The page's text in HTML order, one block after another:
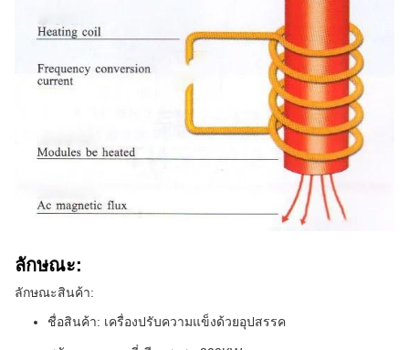
ลักษณะ:
ลักษณะสินค้า:
ชื่อสินค้า: เครื่องปรับความแข็งด้วยอุปสรรค